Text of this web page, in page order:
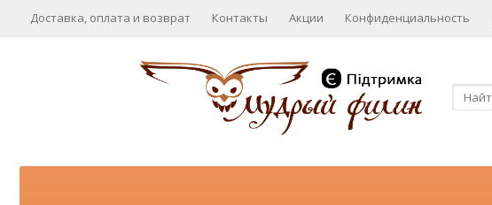
Доставка, оплата и возврат Контакты Акции Конфиденциальность